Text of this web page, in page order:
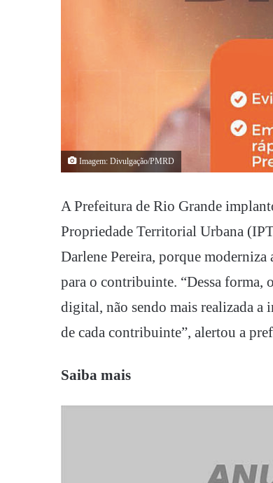
Imagem: Divulgação/PMRD
A Prefeitura de Rio Grande
Propriedade Territorial Urbana
Darlene Pereira, porque moderniza
para o contribuinte. “Dessa forma,
digital, não sendo mais realizada a
de cada contribuinte”, alertou a
Saiba mais